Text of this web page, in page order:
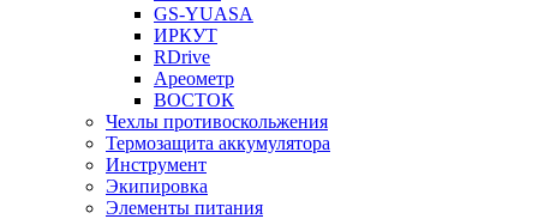
GS-YUASA
ИРКУТ
RDrive
Ареометр
ВОСТОК
Чехлы противоскольжения
Термозащита аккумулятора
Инструмент
Экипировка
Элементы питания